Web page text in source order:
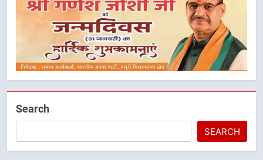
Search
SEARCH
मुख्यमंत्री धामी के नेतृत्व में मसूरी बन रही